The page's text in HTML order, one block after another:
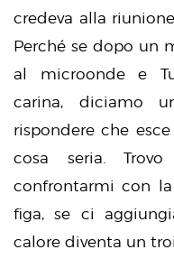
credeva alla
Perché se dopo un
al microonde e
carina, diciamo
rispondere che
cosa seria.
confrontarmi con
figa, se ci
calore diventa un